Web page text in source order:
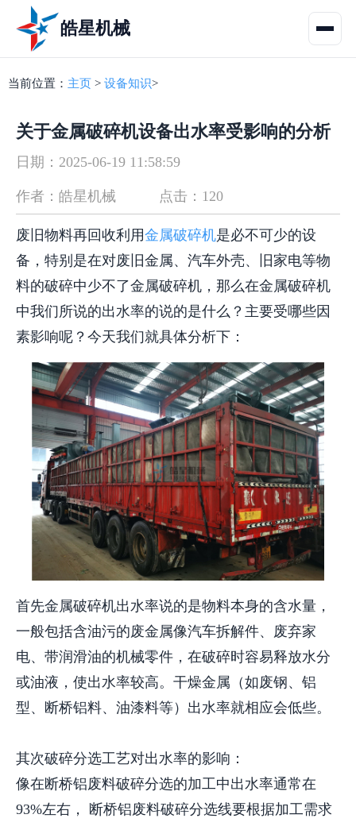
皓星机械
当前位置： 主页 > 设备知识>
关于金属破碎机设备出水率受影响的分析
日期：2025-06-19 11:58:59
作者：皓星机械 点击：120
废旧物料再回收利用金属破碎机是必不可少的设
备，特别是在对废旧金属、汽车外壳、旧家电等物
料的破碎中少不了金属破碎机，那么在金属破碎机
中我们所说的出水率的说的是什么？主要受哪些因
素影响呢？今天我们就具体分析下：
首先金属破碎机出水率说的是物料本身的含水量，
一般包括含油污的废金属像汽车拆解件、废弃家
电、带润滑油的机械零件，在破碎时容易释放水分
或油液，使出水率较高。干燥金属（如废钢、铝
型、断桥铝料、油漆料等）出水率就相应会低些。
其次破碎分选工艺对出水率的影响：
像在断桥铝废料破碎分选的加工中出水率通常在
93%左右， 断桥铝废料破碎分选线要根据加工需求